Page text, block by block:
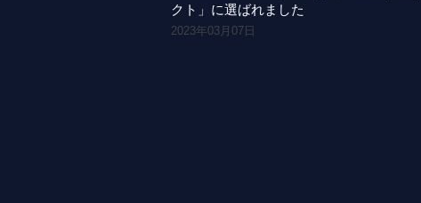
クト」に選ばれました
2023年03月07日